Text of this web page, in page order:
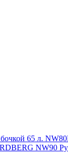
65 л.
NW90